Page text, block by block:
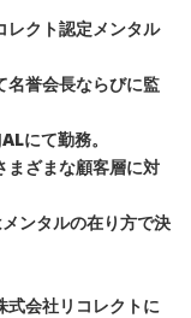
クト認定メンタル
名誉会長ならびに監
にて勤務。
まざまな顧客層に対
ンタルの在り方で決
式会社リコレクトに